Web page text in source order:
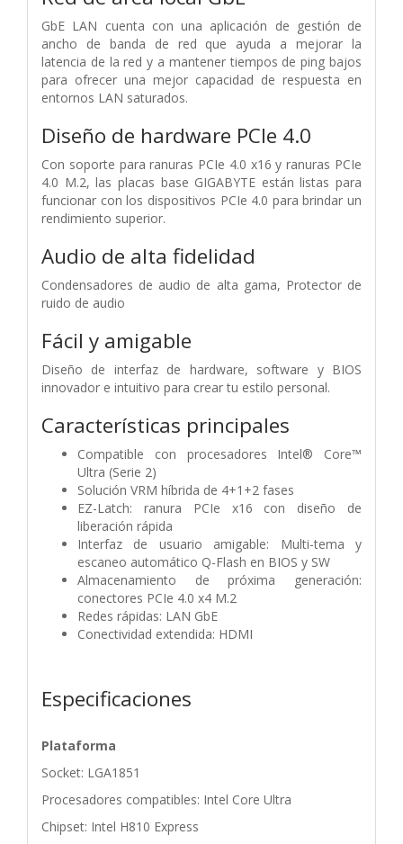
GbE LAN cuenta con una aplicación de gestión de
ancho de banda de red que ayuda a mejorar la
latencia de la red y a mantener tiempos de ping bajos
para ofrecer una mejor capacidad de respuesta en
entornos LAN saturados.
Diseño de hardware PCIe 4.0
Con soporte para ranuras PCIe 4.0 x16 y ranuras PCIe
4.0 M.2, las placas base GIGABYTE están listas para
funcionar con los dispositivos PCIe 4.0 para brindar un
rendimiento superior.
Audio de alta fidelidad
Condensadores de audio de alta gama, Protector de
ruido de audio
Fácil y amigable
Diseño de interfaz de hardware, software y BIOS
innovador e intuitivo para crear tu estilo personal.
Características principales
Compatible con procesadores Intel® Core™
Ultra (Serie 2)
Solución VRM híbrida de 4+1+2 fases
EZ-Latch: ranura PCIe x16 con diseño de
liberación rápida
Interfaz de usuario amigable: Multi-tema y
escaneo automático Q-Flash en BIOS y SW
Almacenamiento de próxima generación:
conectores PCIe 4.0 x4 M.2
Redes rápidas: LAN GbE
Conectividad extendida: HDMI
Especificaciones
Plataforma
Socket: LGA1851
Procesadores compatibles: Intel Core Ultra
Chipset: Intel H810 Express